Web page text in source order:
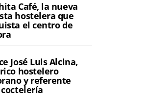
Café, la nueva
hostelera que
el centro de
José Luis Alcina,
hostelero
y referente